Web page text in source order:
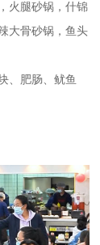
火腿砂锅，什锦
大骨砂锅，鱼头
、肥肠、鱿鱼